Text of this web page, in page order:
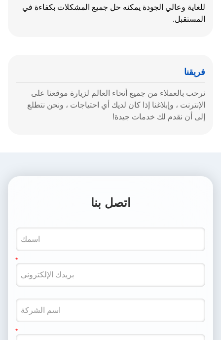
للغاية وعالي الجودة يمكنه حل جميع المشكلات بكفاءة في
المستقبل.
فريقنا
نرحب بالعملاء من جميع أنحاء العالم لزيارة موقعنا على
الإنترنت ، وإبلاغنا إذا كان لديك أي احتياجات ، ونحن نتطلع
إلى أن نقدم لك خدمات جيدة!
اتصل بنا